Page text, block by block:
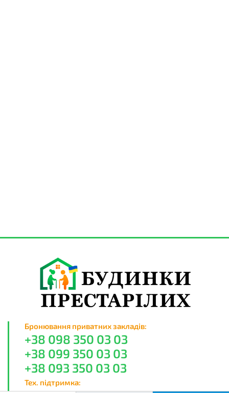
Бронювання приватних закладів:
+38 098 350 03 03
+38 099 350 03 03
+38 093 350 03 03
Тех. підтримка: